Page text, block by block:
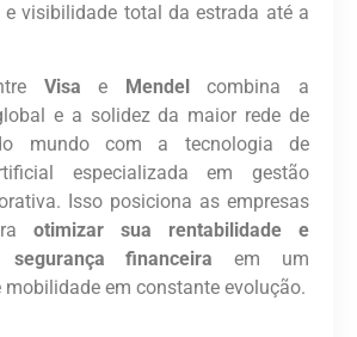
e visibilidade total da estrada até a
Visa e Mendel
combina a
e a solidez da maior rede de
mundo com a tecnologia de
especializada em gestão
Isso posiciona as empresas
otimizar sua rentabilidade e
financeira em um
mobilidade em constante evolução.